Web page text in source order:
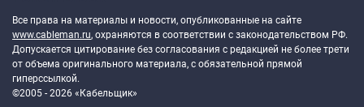
Все права на материалы и новости, опубликованные на сайте
www.cableman.ru, охраняются в соответствии с законодательством РФ.
Допускается цитирование без согласования с редакцией не более трети
от объема оригинального материала, с обязательной прямой
гиперссылкой.
©2005 - 2026 «Кабельщик»